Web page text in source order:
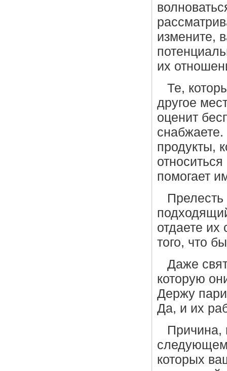
измените,
их
Те,
другое
оценит
продукты,
помогает
Прелесть
отдаете их
того, что
Даже
которую
Держу
Да, и их
Причина,
которых